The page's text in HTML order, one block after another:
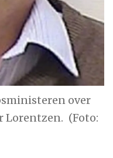
over
Lorentzen. (Foto: